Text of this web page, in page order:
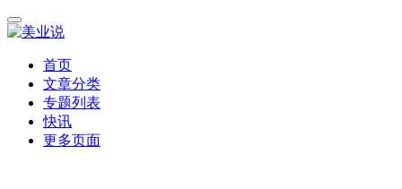
首页
文章分类
专题列表
快讯
更多页面